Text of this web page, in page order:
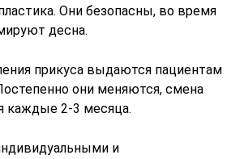
Они безопасны, во время
десна.
прикуса выдаются пациентам
они меняются, смена
каждые 2-3 месяца.
и